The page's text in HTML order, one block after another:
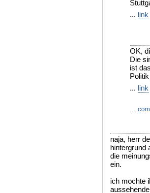
... link
OK,
Die
ist
... link
...
naja, herr
hintergrund
die
ein.
ich mochte